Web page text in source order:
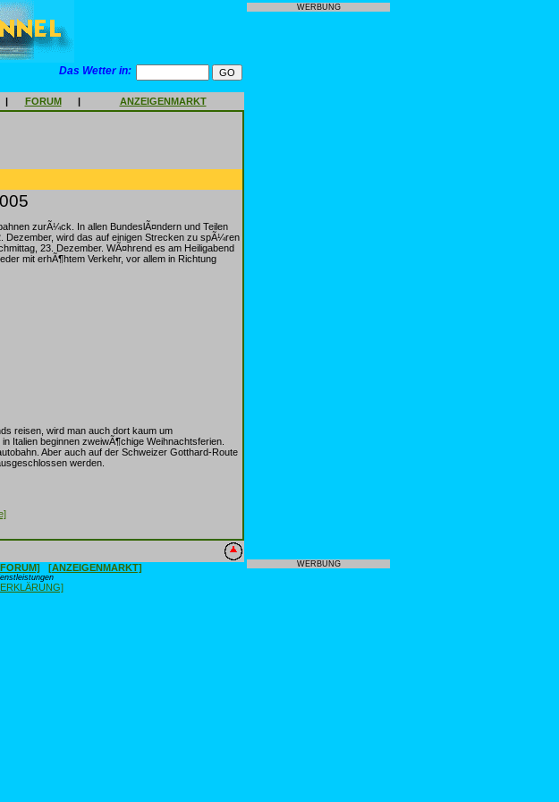
Das Wetter in:
| FORUM | ANZEIGENMARKT
zurÃ¼ck. In allen BundeslÃ¤ndern und Teilen
Dezember, wird das auf einigen Strecken zu spÃ¼ren
23. Dezember. WÃ¤hrend es am Heiligabend
mit erhÃ¶htem Verkehr, vor allem in Richtung
reisen, wird man auch dort kaum um
Italien beginnen zweiwÃ¶chige Weihnachtsferien.
Aber auch auf der Schweizer Gotthard-Route
werden.
[ANZEIGENMARKT]
WERBUNG
WERBUNG